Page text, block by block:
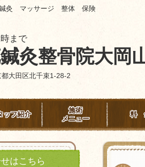
灸 マッサージ 整体 保険
まで
灸整骨院大岡
大田区北千束1-28-2
ッフ紹介
施術
メニュー
料
はこちら